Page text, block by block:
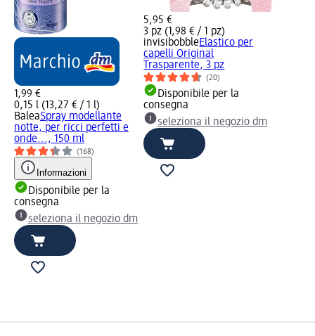
1,99 €
0,15 l (13,27 € / 1 l)
BaleaSpray modellante
notte, per ricci perfetti e
onde..., 150 ml
(168)
Informazioni
Disponibile per la
consegna
seleziona il negozio dm
5,95 €
3 pz (1,98 € / 1 pz)
invisibobbleElastico per
capelli Original
Trasparente, 3 pz
(20)
Disponibile per la
consegna
seleziona il negozio dm